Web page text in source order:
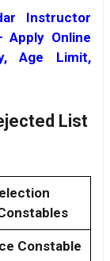
Instructor
Apply Online
Age Limit,
List
Constable